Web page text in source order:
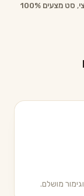
,
סט מצעים 100%
מושלם.